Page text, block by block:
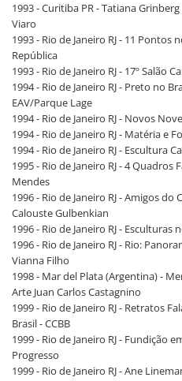
1993 - Curitiba PR - Tatiana
Viaro
1993 - Rio de Janeiro RJ - 11
República
1993 - Rio de Janeiro RJ - 17º Salão
1994 - Rio de Janeiro RJ - Preto no
EAV/Parque Lage
1994 - Rio de Janeiro RJ - Novos
1994 - Rio de Janeiro RJ - Matéria e
1994 - Rio de Janeiro RJ - Escultura
1995 - Rio de Janeiro RJ - 4
Mendes
1996 - Rio de Janeiro RJ - Amigos
Calouste Gulbenkian
1996 - Rio de Janeiro RJ -
1996 - Rio de Janeiro RJ - Rio:
Vianna Filho
1998 - Mar del Plata (Argentina) -
Arte Juan Carlos Castagnino
1999 - Rio de Janeiro RJ - Retratos
Brasil - CCBB
1999 - Rio de Janeiro RJ - Fundição
Progresso
1999 - Rio de Janeiro RJ - Ane